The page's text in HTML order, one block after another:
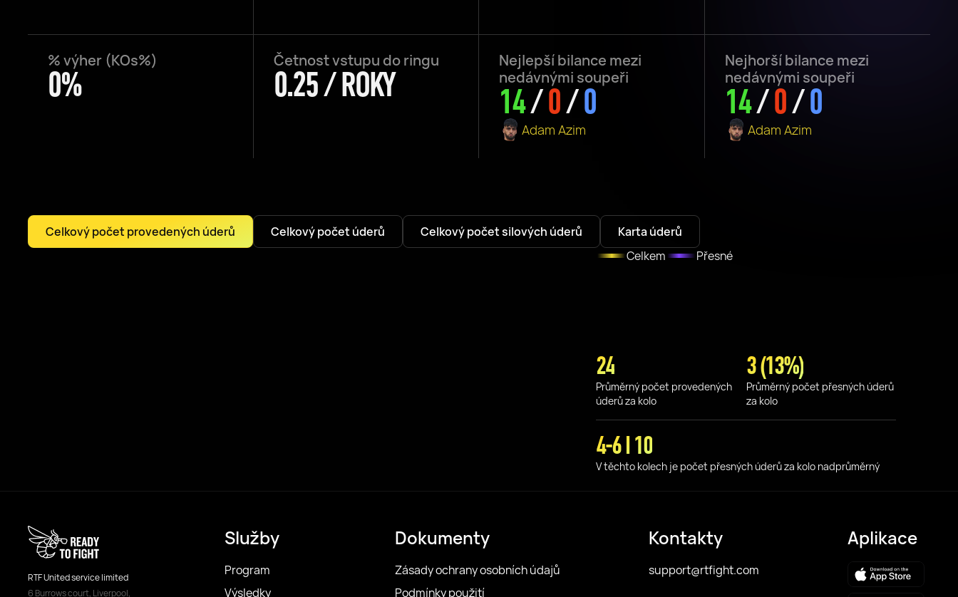
% výher (KOs%)
0%
Četnost vstupu do ringu
0.25 / ROKY
Nejlepší bilance mezi
nedávnými soupeři
14/0/0
Adam Azim
Nejhorší bilance mezi
nedávnými soupeři
14/0/0
Adam Azim
Celkový počet provedených úderů Celkový počet úderů Celkový počet silových úderů
Karta úderů
Celkem
Přesné
24
Průměrný počet provedených
úderů za kolo
3 (13%)
Průměrný počet přesných úderů
za kolo
4-6 I 10
V těchto kolech je počet přesných úderů za kolo nadprůměrný
RTF United service limited
6 Burrows court, Liverpool,
Služby
Program
Výsledky
Dokumenty
Zásady ochrany osobních údajů
Podmínky použití
Kontakty
support@rtfight.com
Aplikace